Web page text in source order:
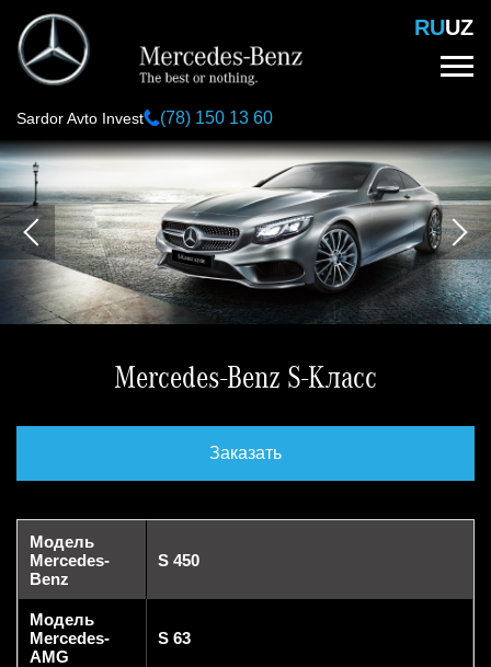
Перейти
основному
содержанию
RUUZ
Sardor Avto Invest (78) 150 13 60
Mercedes-Benz S-Класс
Заказать
Модель
Mercedes-
Benz
S 450
Модель
Mercedes-
AMG
S 63